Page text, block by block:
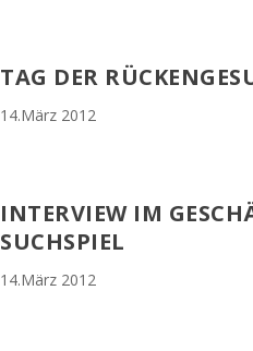
TAG DER
14.März 2012
INTERVIEW IM
SUCHSPIEL
14.März 2012